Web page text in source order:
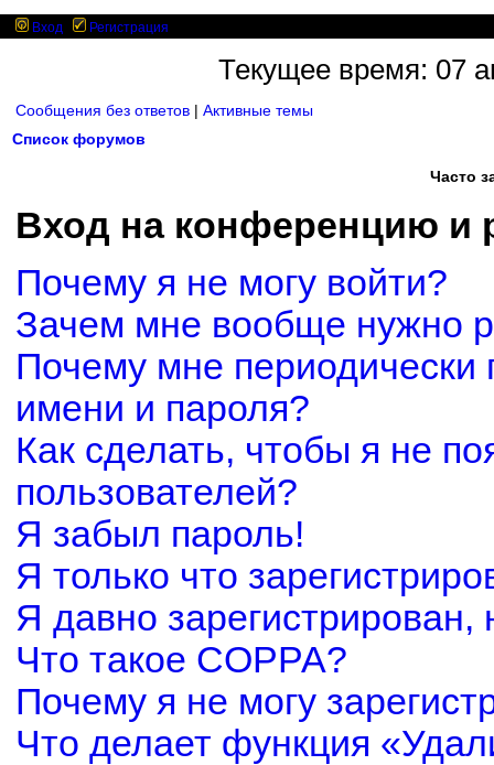
Вход Регистрация
Текущее время: 07
Сообщения без ответов | Активные темы
Список форумов
Часто
Вход на конференцию и
Почему я не могу войти?
Зачем мне вообще нужно
Почему мне периодически
имени и пароля?
Как сделать, чтобы я не
пользователей?
Я забыл пароль!
Я только что
Я давно
Что такое COPPA?
Почему я не могу
Что делает функция